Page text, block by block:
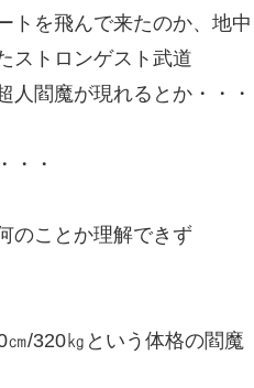
トを飛んで来たのか、地中
ストロンゲスト武道
閻魔が現れるとか・・・
・・
のことか理解できず
/320㎏という体格の閻魔